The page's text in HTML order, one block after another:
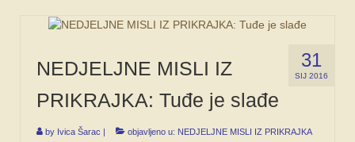
31
SIJ 2016
NEDJELJNE MISLI IZ
PRIKRAJKA: Tuđe je slađe
by Ivica Šarac objavljeno u: NEDJELJNE MISLI IZ PRIKRAJKA